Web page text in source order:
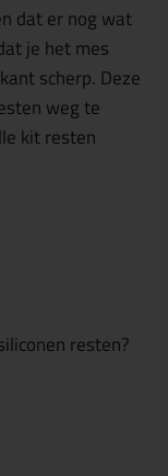
dat er nog wat
je het mes
scherp. Deze
weg te
kit resten
resten?